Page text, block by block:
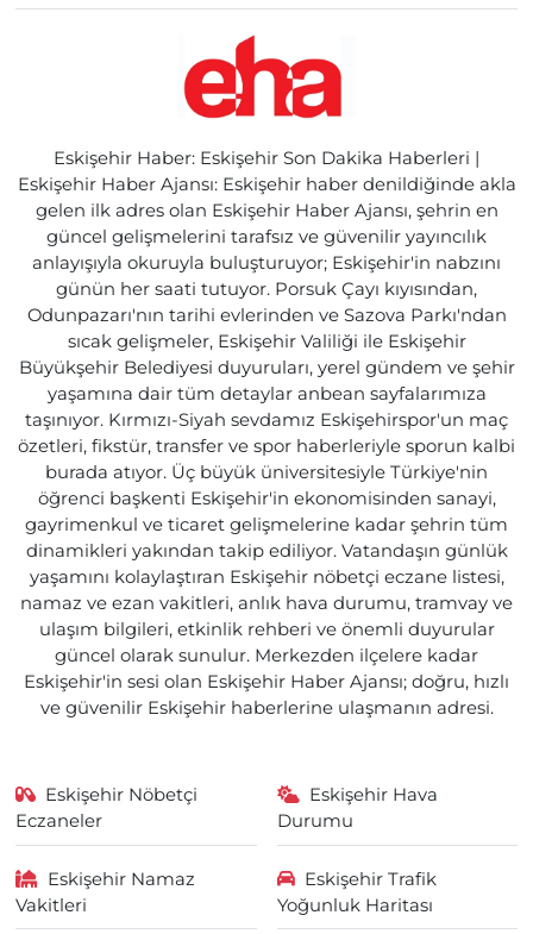
Eskişehir Haber: Eskişehir Son Dakika Haberleri |
Eskişehir Haber Ajansı: Eskişehir haber denildiğinde akla
gelen ilk adres olan Eskişehir Haber Ajansı, şehrin en
güncel gelişmelerini tarafsız ve güvenilir yayıncılık
anlayışıyla okuruyla buluşturuyor; Eskişehir'in nabzını
günün her saati tutuyor. Porsuk Çayı kıyısından,
Odunpazarı'nın tarihi evlerinden ve Sazova Parkı'ndan
sıcak gelişmeler, Eskişehir Valiliği ile Eskişehir
Büyükşehir Belediyesi duyuruları, yerel gündem ve şehir
yaşamına dair tüm detaylar anbean sayfalarımıza
taşınıyor. Kırmızı-Siyah sevdamız Eskişehirspor'un maç
özetleri, fikstür, transfer ve spor haberleriyle sporun kalbi
burada atıyor. Üç büyük üniversitesiyle Türkiye'nin
öğrenci başkenti Eskişehir'in ekonomisinden sanayi,
gayrimenkul ve ticaret gelişmelerine kadar şehrin tüm
dinamikleri yakından takip ediliyor. Vatandaşın günlük
yaşamını kolaylaştıran Eskişehir nöbetçi eczane listesi,
namaz ve ezan vakitleri, anlık hava durumu, tramvay ve
ulaşım bilgileri, etkinlik rehberi ve önemli duyurular
güncel olarak sunulur. Merkezden ilçelere kadar
Eskişehir'in sesi olan Eskişehir Haber Ajansı; doğru, hızlı
ve güvenilir Eskişehir haberlerine ulaşmanın adresi.
Eskişehir Nöbetçi
Eczaneler
Eskişehir Hava
Durumu
Eskişehir Namaz
Vakitleri
Eskişehir Trafik
Yoğunluk Haritası